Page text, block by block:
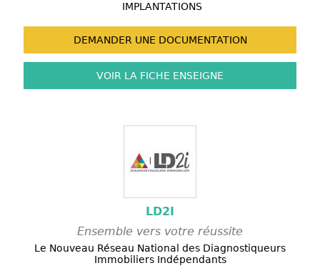
IMPLANTATIONS
DEMANDER UNE DOCUMENTATION
VOIR LA FICHE ENSEIGNE
LD2I
Ensemble vers votre réussite
Le Nouveau Réseau National des Diagnostiqueurs
Immobiliers Indépendants